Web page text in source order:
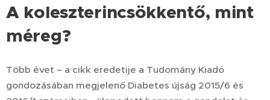
A koleszterincsökkentő, mint
méreg?
Több évet – a cikk eredetije a Tudomány Kiadó
gondozásában megjelenő Diabetes újság 2015/6 és